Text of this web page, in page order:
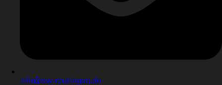
info@ssv-reutlingen.de